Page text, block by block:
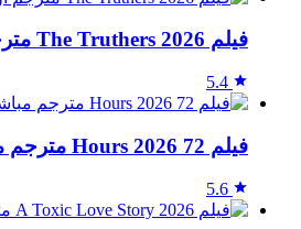
فيلم The Truthers 2026 مترجم اون لاين
5.4
فيلم 72 Hours 2026 مترجم مباشرة HD
5.6